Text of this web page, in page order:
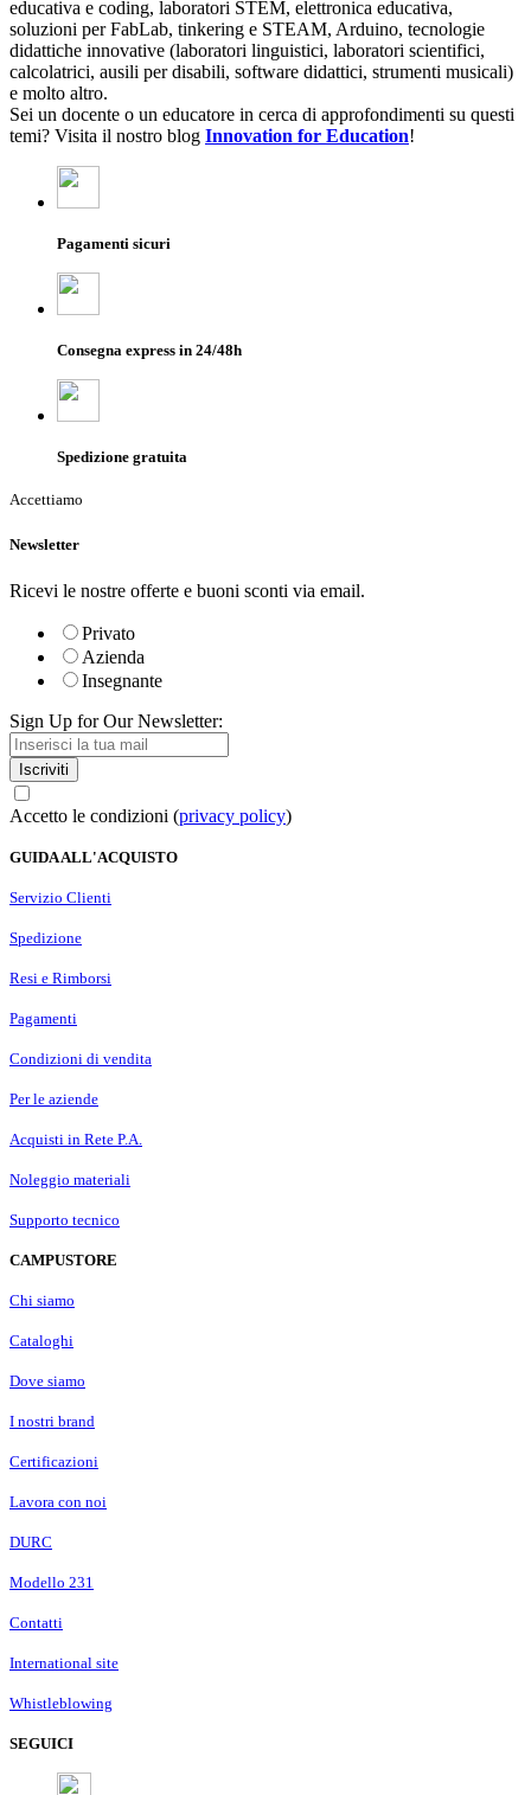
educativa e coding, laboratori STEM, elettronica educativa,
soluzioni per FabLab, tinkering e STEAM, Arduino, tecnologie
didattiche innovative (laboratori linguistici, laboratori scientifici,
calcolatrici, ausili per disabili, software didattici, strumenti musicali)
e molto altro.
Sei un docente o un educatore in cerca di approfondimenti su questi
temi? Visita il nostro blog Innovation for Education!
Pagamenti sicuri
Consegna express in 24/48h
Spedizione gratuita
Accettiamo
Newsletter
Ricevi le nostre offerte e buoni sconti via email.
Privato
Azienda
Insegnante
Sign Up for Our Newsletter:
Iscriviti
Accetto le condizioni (privacy policy)
GUIDA ALL'ACQUISTO
Servizio Clienti
Spedizione
Resi e Rimborsi
Pagamenti
Condizioni di vendita
Per le aziende
Acquisti in Rete P.A.
Noleggio materiali
Supporto tecnico
CAMPUSTORE
Chi siamo
Cataloghi
Dove siamo
I nostri brand
Certificazioni
Lavora con noi
DURC
Modello 231
Contatti
International site
Whistleblowing
SEGUICI